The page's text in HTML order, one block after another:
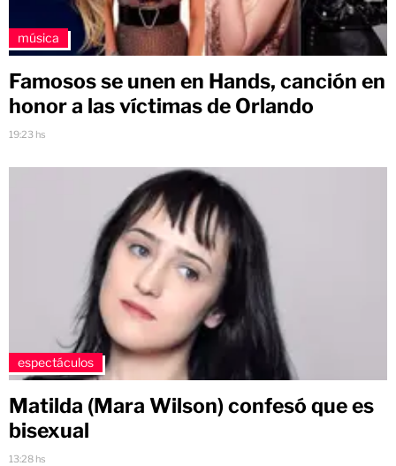
música
Famosos se unen en Hands, canción en
honor a las víctimas de Orlando
19:23 hs
espectáculos
Matilda (Mara Wilson) confesó que es
bisexual
13:28 hs